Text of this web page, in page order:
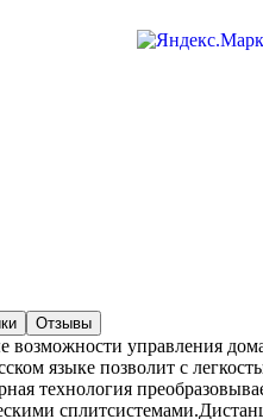
Отзывы
возможности управления
языке позволит с
технология